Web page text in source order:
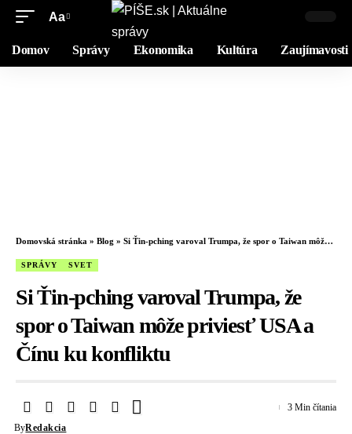
Aa
Domov Správy Ekonomika Kultúra Zaujímavosti
Domovská stránka » Blog » Si Ťin-pching varoval Trumpa, že spor o Taiwan môže priviesť USA a Čínu ku konfliktu
SPRÁVY SVET
Si Ťin-pching varoval Trumpa, že
spor o Taiwan môže priviesť USA a
Čínu ku konfliktu
ByRedakcia
3 Min čítania